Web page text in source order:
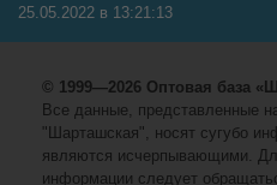
25.05.2022 в 13:21:13
© 1999—2026 Оптовая база
Все данные, представленные
"Шарташская", носят сугубо
являются исчерпывающими.
информации следует